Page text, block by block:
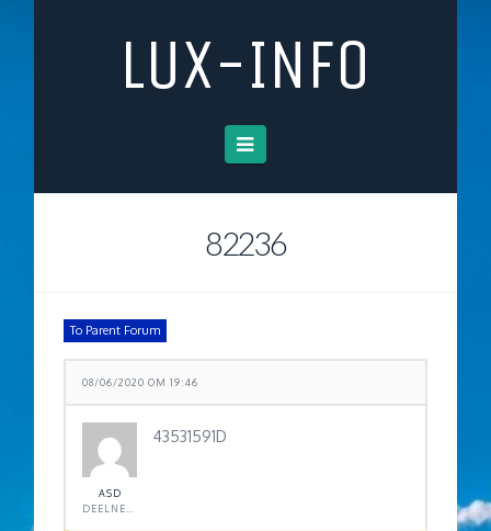
LUX-INFO
Navigation
82236
To Parent Forum
08/06/2020 OM 19:46
ASD
43531591D